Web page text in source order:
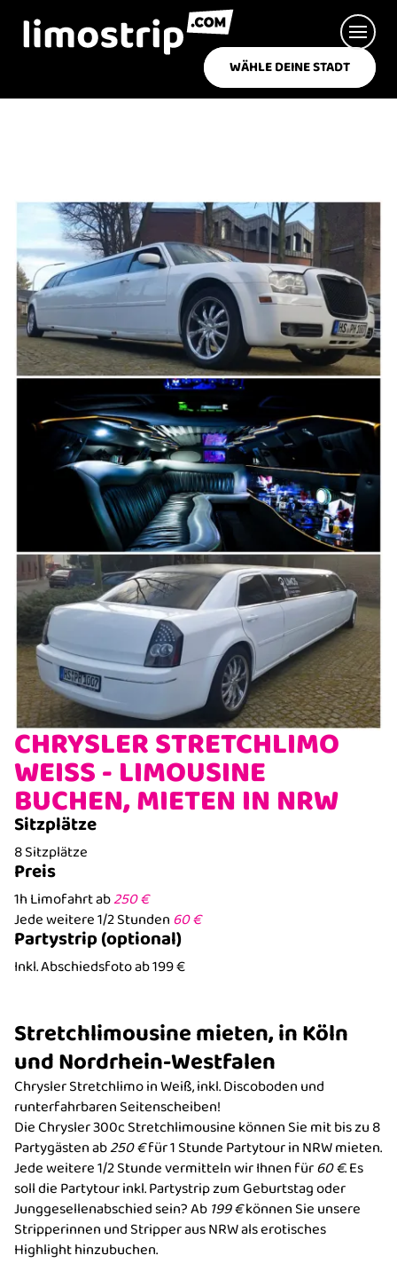
WÄHLE DEINE STADT
LIMOSTRIP
DREAM BOYS
DREAM GIRLS
STRETCHLIMOUSINE BUCHEN
PARTYBUS BUCHEN
EVENTS
JUNGGESELL(INN)ENABSCHIED - JGA
GEBURTSTAG FEIERN
LADIES NIGHT
CHRYSLER STRETCHLIMO
WEISS - LIMOUSINE
BUCHEN, MIETEN IN NRW
Sitzplätze
8 Sitzplätze
Preis
1h Limofahrt ab250 €
Jede weitere 1/2 Stunden60 €
Partystrip (optional)
Inkl. Abschiedsfoto ab 199 €
Stretchlimousine mieten, in Köln
und Nordrhein-Westfalen
Chrysler Stretchlimo in Weiß, inkl. Discoboden und
runterfahrbaren Seitenscheiben!
Die Chrysler 300c Stretchlimousine können Sie mit bis zu 8
Partygästen ab250 €für 1 Stunde Partytour in NRW mieten.
Jede weitere 1/2 Stunde vermitteln wir Ihnen für60 €. Es
soll die Partytour inkl. Partystrip zum Geburtstag oder
Junggesellenabschied sein? Ab199 €können Sie unsere
StripperinnenundStripperaus NRW als erotisches
Highlight hinzubuchen.